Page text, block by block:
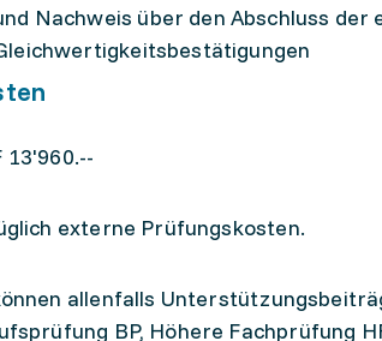
Nachweis über den Abschluss
13'960.--
externe Prüfungskosten.
allenfalls
BP, Höhere Fachprüfung